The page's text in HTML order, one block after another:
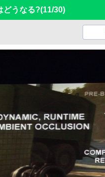
どうなる?(11/30)